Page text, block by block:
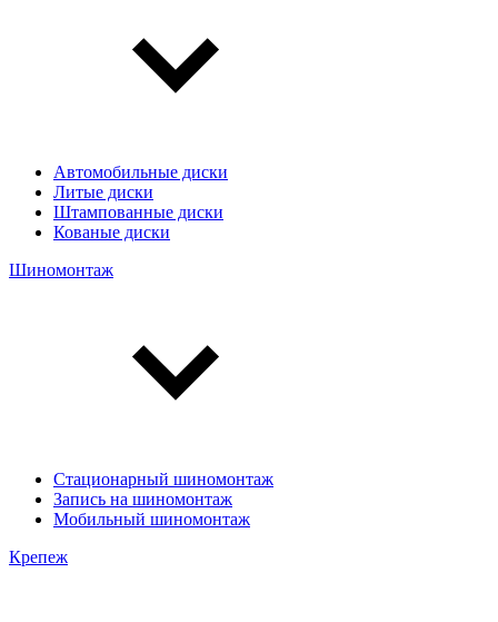
Автомобильные диски
Литые диски
Штампованные диски
Кованые диски
Шиномонтаж
Стационарный шиномонтаж
Запись на шиномонтаж
Мобильный шиномонтаж
Крепеж